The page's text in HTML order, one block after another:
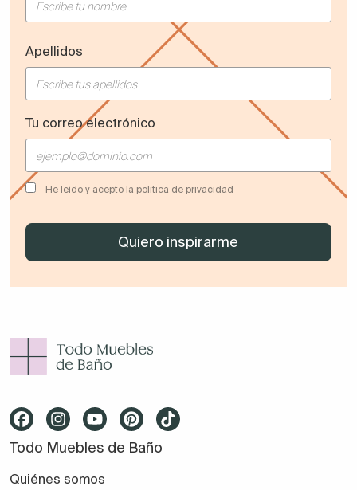
Apellidos
Tu correo electrónico
He leído y acepto la política de privacidad
Todo Muebles de Baño
Quiénes somos